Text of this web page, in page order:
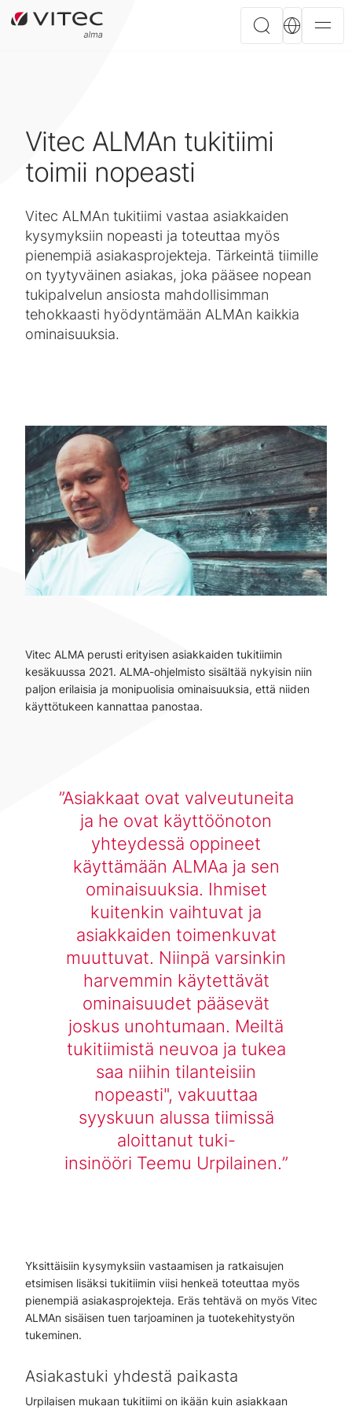
Vitec ALMAn tukitiimi
toimii nopeasti
Vitec ALMAn tukitiimi vastaa asiakkaiden
kysymyksiin nopeasti ja toteuttaa myös
pienempiä asiakasprojekteja. Tärkeintä tiimille
on tyytyväinen asiakas, joka pääsee nopean
tukipalvelun ansiosta mahdollisimman
tehokkaasti hyödyntämään ALMAn kaikkia
ominaisuuksia.
Vitec ALMA perusti erityisen asiakkaiden tukitiimin
kesäkuussa 2021. ALMA-ohjelmisto sisältää nykyisin niin
paljon erilaisia ja monipuolisia ominaisuuksia, että niiden
käyttötukeen kannattaa panostaa.
Asiakkaat ovat valveutuneita
ja he ovat käyttöönoton
yhteydessä oppineet
käyttämään ALMAa ja sen
ominaisuuksia. Ihmiset
kuitenkin vaihtuvat ja
asiakkaiden toimenkuvat
muuttuvat. Niinpä varsinkin
harvemmin käytettävät
ominaisuudet pääsevät
joskus unohtumaan. Meiltä
tukitiimistä neuvoa ja tukea
saa niihin tilanteisiin
nopeasti", vakuuttaa
syyskuun alussa tiimissä
aloittanut tuki-
insinööri Teemu Urpilainen.
Yksittäisiin kysymyksiin vastaamisen ja ratkaisujen
etsimisen lisäksi tukitiimin viisi henkeä toteuttaa myös
pienempiä asiakasprojekteja. Eräs tehtävä on myös Vitec
ALMAn sisäisen tuen tarjoaminen ja tuotekehitystyön
tukeminen.
Asiakastuki yhdestä paikasta
Urpilaisen mukaan tukitiimi on ikään kuin asiakkaan